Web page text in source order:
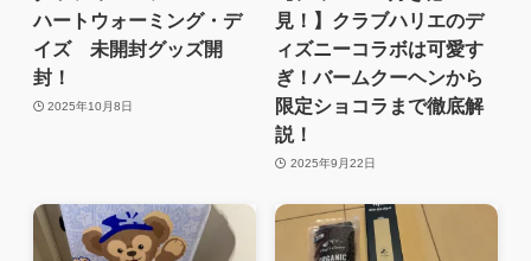
ハートウォーミング・デ
イズ 未開封グッズ開
封！
2025年10月8日
見！】クラブハリエのデ
ィズニーコラボは可愛す
ぎ！バームクーヘンから
限定ショコラまで徹底解
説！
2025年9月22日